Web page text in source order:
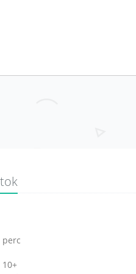
perc
10+